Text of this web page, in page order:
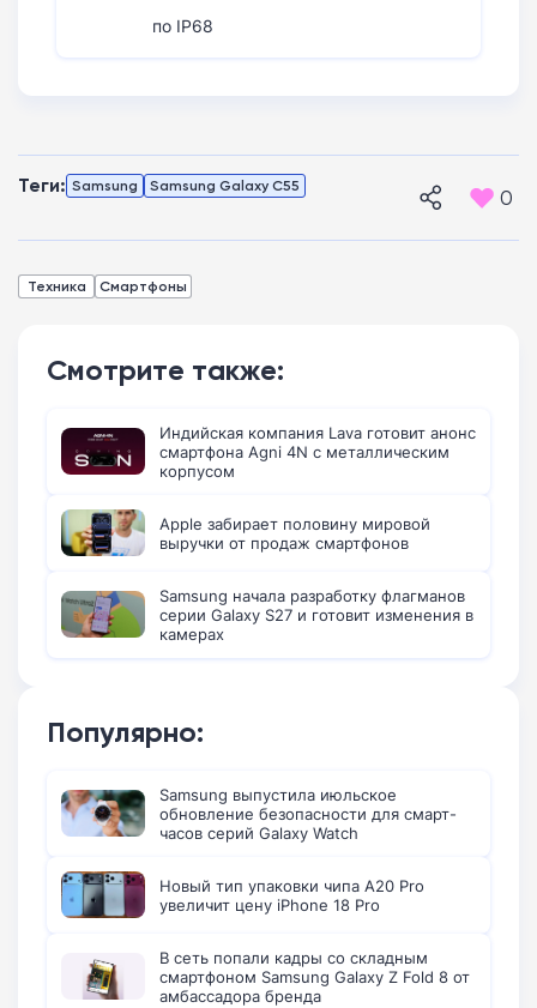
по IP68
Теги: Samsung Samsung Galaxy C55 0
Техника Смартфоны
Смотрите также:
Индийская компания Lava готовит анонс
смартфона Agni 4N с металлическим
корпусом
Apple забирает половину мировой
выручки от продаж смартфонов
Samsung начала разработку флагманов
серии Galaxy S27 и готовит изменения в
камерах
Популярно:
Samsung выпустила июльское
обновление безопасности для смарт-
часов серий Galaxy Watch
Новый тип упаковки чипа A20 Pro
увеличит цену iPhone 18 Pro
В сеть попали кадры со складным
смартфоном Samsung Galaxy Z Fold 8 от
амбассадора бренда